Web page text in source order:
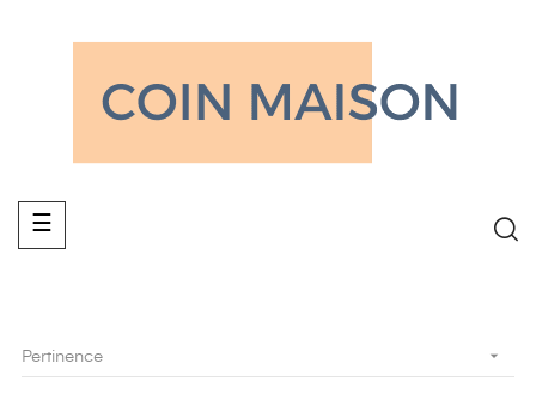
Basculer
la
☰
Pertinence 